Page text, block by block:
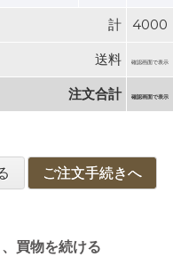
計 4000
送料 確認画面で表示
注文合計 確認画面で表示
ご注文手続きへ
買物を続ける